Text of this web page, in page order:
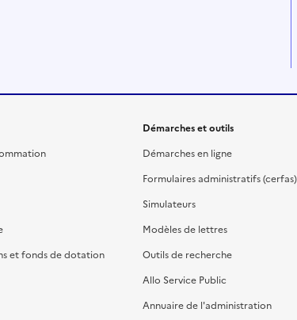
et fonds de dotation
Démarches et outils
Démarches en ligne
Formulaires administratifs (cerfas)
Simulateurs
Modèles de lettres
Outils de recherche
Allo Service Public
Annuaire de l'administration